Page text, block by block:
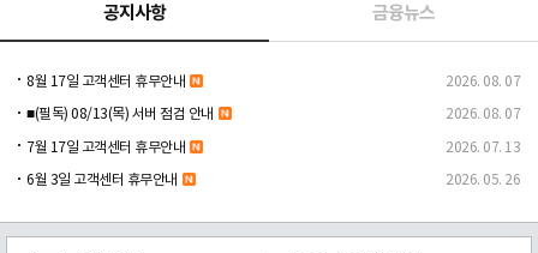
공지사항 금융뉴스
8월 17일 고객센터 휴무안내 2026. 08. 07
■(필독) 08/13(목) 서버 점검 안내 2026. 08. 07
7월 17일 고객센터 휴무안내 2026. 07. 13
6월 3일 고객센터 휴무안내 2026. 05. 26